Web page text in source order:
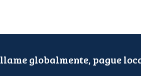
llame globalmente, pague